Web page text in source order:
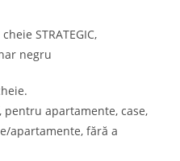
STRATEGIC,
negru
pentru apartamente, case,
apartamente, fără a